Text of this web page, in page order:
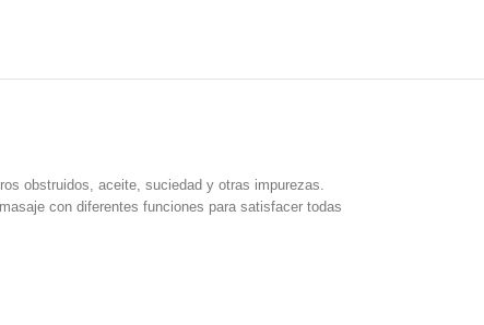
obstruidos, aceite, suciedad y otras impurezas.
con diferentes funciones para satisfacer todas